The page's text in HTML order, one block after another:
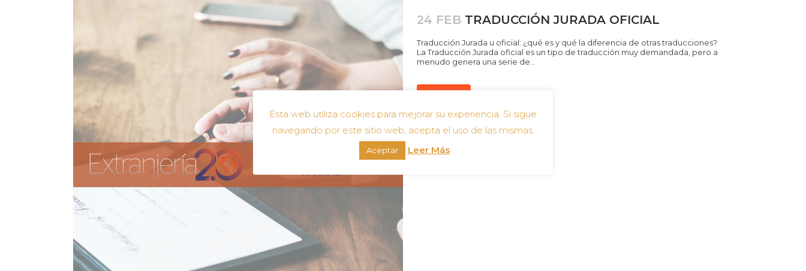
24 FEB TRADUCCIÓN JURADA OFICIAL
Traducción Jurada u oficial: ¿qué es y qué la diferencia de otras traducciones?
La Traducción Jurada oficial es un tipo de traducción muy demandada, pero a
menudo genera una serie de...
Esta web utiliza cookies para mejorar su experiencia. Si sigue
navegando por este sitio web, acepta el uso de las mismas.
Aceptar Leer Más